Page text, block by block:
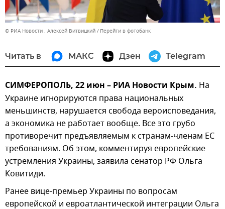
© РИА Новости . Алексей Витвицкий Перейти в фотобанк
Читать в МАКС Дзен Telegram
СИМФЕРОПОЛЬ, 22 июн – РИА Новости Крым. На
Украине игнорируются права национальных
меньшинств, нарушается свобода вероисповедания,
а экономика не работает вообще. Все это грубо
противоречит предъявляемым к странам-членам ЕС
требованиям. Об этом, комментируя европейские
устремления Украины, заявила сенатор РФ Ольга
Ковитиди.
Ранее вице-премьер Украины по вопросам
европейской и евроатлантической интеграции Ольга